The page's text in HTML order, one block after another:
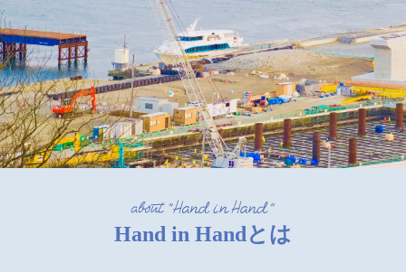
Hand in Handとは